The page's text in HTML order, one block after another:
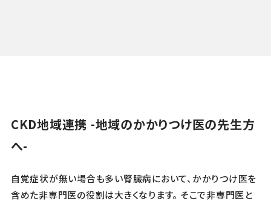
CKD地域連携 -地域のかかりつけ医の先生方
へ-
自覚症状が無い場合も多い腎臓病において、かかりつけ医を
含めた非専門医の役割は大きくなります。 そこで非専門医と